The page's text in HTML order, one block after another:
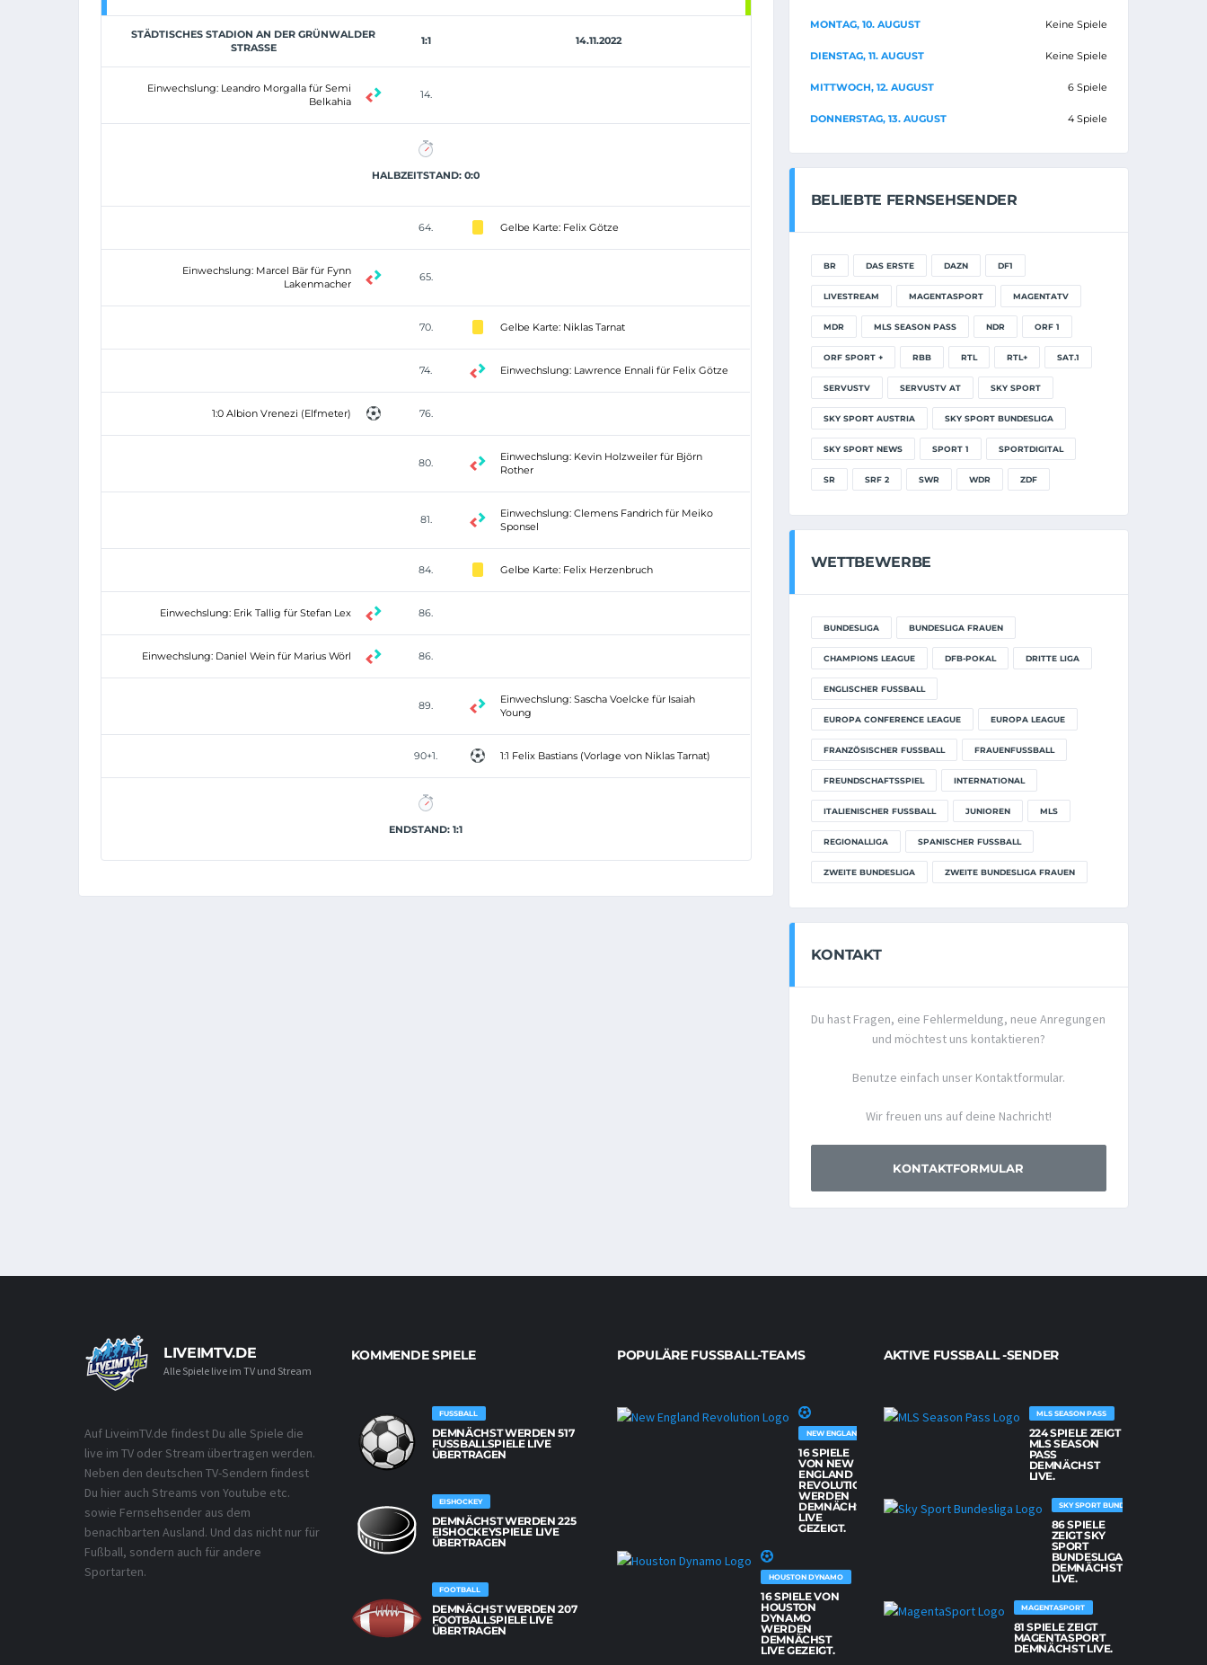
STÄDTISCHES STADION AN DER GRÜNWALDER
STRASSE
1:1 14.11.2022
Einwechslung: Leandro Morgalla für Semi
Belkahia
14.
HALBZEITSTAND: 0:0
64. Gelbe Karte: Felix Götze
Einwechslung: Marcel Bär für Fynn
Lakenmacher
65.
70. Gelbe Karte: Niklas Tarnat
74. Einwechslung: Lawrence Ennali für Felix Götze
1:0 Albion Vrenezi (Elfmeter) 76.
80.
Einwechslung: Kevin Holzweiler für Björn
Rother
81.
Einwechslung: Clemens Fandrich für Meiko
Sponsel
84. Gelbe Karte: Felix Herzenbruch
Einwechslung: Erik Tallig für Stefan Lex 86.
Einwechslung: Daniel Wein für Marius Wörl 86.
89.
Einwechslung: Sascha Voelcke für Isaiah
Young
90+1. 1:1 Felix Bastians (Vorlage von Niklas Tarnat)
ENDSTAND: 1:1
MONTAG, 10. AUGUST Keine Spiele
DIENSTAG, 11. AUGUST Keine Spiele
MITTWOCH, 12. AUGUST 6 Spiele
DONNERSTAG, 13. AUGUST 4 Spiele
BELIEBTE FERNSEHSENDER
BR DAS ERSTE DAZN DF1
LIVESTREAM MAGENTASPORT MAGENTATV
MDR MLS SEASON PASS NDR ORF 1
ORF SPORT + RBB RTL RTL+ SAT.1
SERVUSTV SERVUSTV AT SKY SPORT
SKY SPORT AUSTRIA SKY SPORT BUNDESLIGA
SKY SPORT NEWS SPORT 1 SPORTDIGITAL
SR SRF 2 SWR WDR ZDF
WETTBEWERBE
BUNDESLIGA BUNDESLIGA FRAUEN
CHAMPIONS LEAGUE DFB-POKAL DRITTE LIGA
ENGLISCHER FUSSBALL
EUROPA CONFERENCE LEAGUE EUROPA LEAGUE
FRANZÖSISCHER FUSSBALL FRAUENFUSSBALL
FREUNDSCHAFTSSPIEL INTERNATIONAL
ITALIENISCHER FUSSBALL JUNIOREN MLS
REGIONALLIGA SPANISCHER FUSSBALL
ZWEITE BUNDESLIGA ZWEITE BUNDESLIGA FRAUEN
KONTAKT
Du hast Fragen, eine Fehlermeldung, neue Anregungen
und möchtest uns kontaktieren?
Benutze einfach unser Kontaktformular.
Wir freuen uns auf deine Nachricht!
KONTAKTFORMULAR
LIVEIMTV.DE
Alle Spiele live im TV und Stream
Auf LiveimTV.de findest Du alle Spiele die
live im TV oder Stream übertragen werden.
Neben den deutschen TV-Sendern findest
Du hier auch Streams von Youtube etc.
sowie Fernsehsender aus dem
benachbarten Ausland. Und das nicht nur für
Fußball, sondern auch für andere
Sportarten.
KOMMENDE SPIELE
FUSSBALL
DEMNÄCHST WERDEN 517
FUSSBALLSPIELE LIVE Ü
BERTRAGEN
EISHOCKEY
DEMNÄCHST WERDEN 225
EISHOCKEYSPIELE LIVE
ÜBERTRAGEN
FOOTBALL
DEMNÄCHST WERDEN 207
FOOTBALLSPIELE LIVE
ÜBERTRAGEN
POPULÄRE FUSSBALL-TEAMS
NEW ENGLAND REVOLUTION
16 SPIELE
VON NEW
ENGLAND
REVOLUTION
WERDEN
DEMNÄCHST
LIVE
GEZEIGT.
HOUSTON DYNAMO
16 SPIELE VON
HOUSTON
DYNAMO
WERDEN
DEMNÄCHST
LIVE GEZEIGT.
AKTIVE FUSSBALL -SENDER
MLS SEASON PASS
224 SPIELE ZEIGT
MLS SEASON
PASS
DEMNÄCHST
LIVE.
SKY SPORT BUNDESLIGA
86 SPIELE
ZEIGT SKY
SPORT
BUNDESLIGA
DEMNÄCHST
LIVE.
MAGENTASPORT
81 SPIELE ZEIGT
MAGENTASPORT
DEMNÄCHST LIVE.